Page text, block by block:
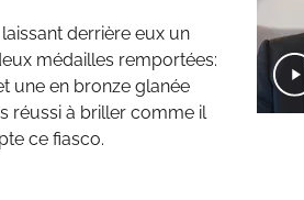
derrière eux un
médailles remportées:
une en bronze glanée
réussi à briller comme il
ce fiasco.